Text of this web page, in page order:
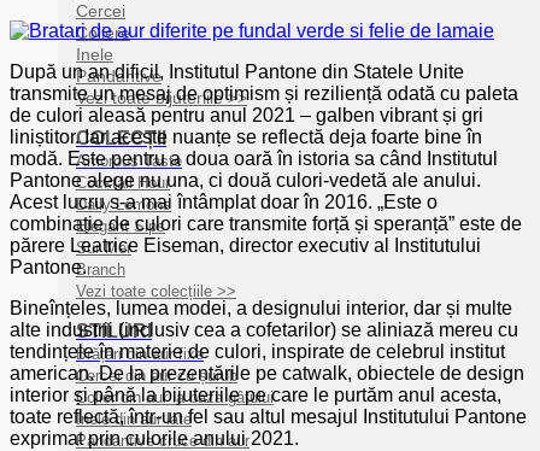
Cercei
Coliere
Inele
Pandantive
Vezi toate bijuteriile >>
COLECȚII
Amorous Taste
Cocktail Hour
Daily Lemons
Elegant Sips
Sur Mer
Branch
Vezi toate colecțiile >>
STILURI
Brățări din aur fixe
Cercei din aur cu șurub
Colier din aur la baza gâtului
Inele din aur late
Pandantive cruce din aur
După un an dificil, Institutul Pantone din Statele Unite
transmite un mesaj de optimism și reziliență odată cu paleta
de culori aleasă pentru anul 2021 – galben vibrant și gri
liniștitor. Iar aceste nuanțe se reflectă deja foarte bine în
modă. Este pentru a doua oară în istoria sa când Institutul
Pantone alege nu una, ci două culori-vedetă ale anului.
Acest lucru s-a mai întâmplat doar în 2016. „Este o
combinație de culori care transmite forță și speranță” este de
părere Leatrice Eiseman, director executiv al Institutului
Pantone.
Bineînțeles, lumea modei, a designului interior, dar și multe
alte industrii (inclusiv cea a cofetarilor) se aliniază mereu cu
tendințele în materie de culori, inspirate de celebrul institut
american. De la prezentările pe catwalk, obiectele de design
interior și până la bijuteriile pe care le purtăm anul acesta,
toate reflectă, într-un fel sau altul mesajul Institutului Pantone
exprimat prin culorile anului 2021.